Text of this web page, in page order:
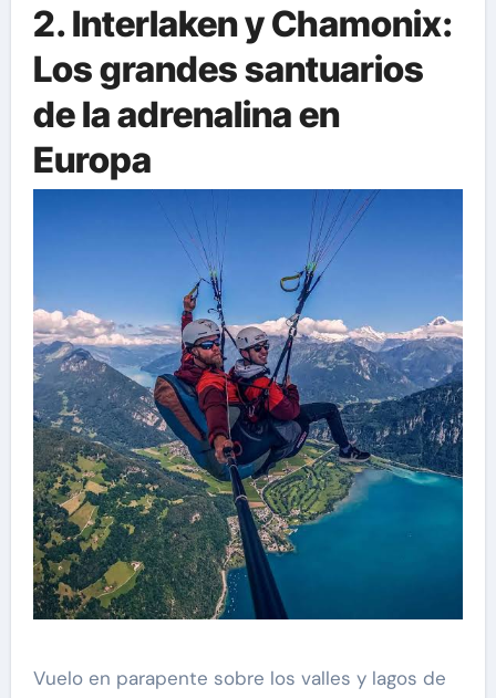
2. Interlaken y Chamonix:
Los grandes santuarios
de la adrenalina en
Europa
Vuelo en parapente sobre los valles y lagos de